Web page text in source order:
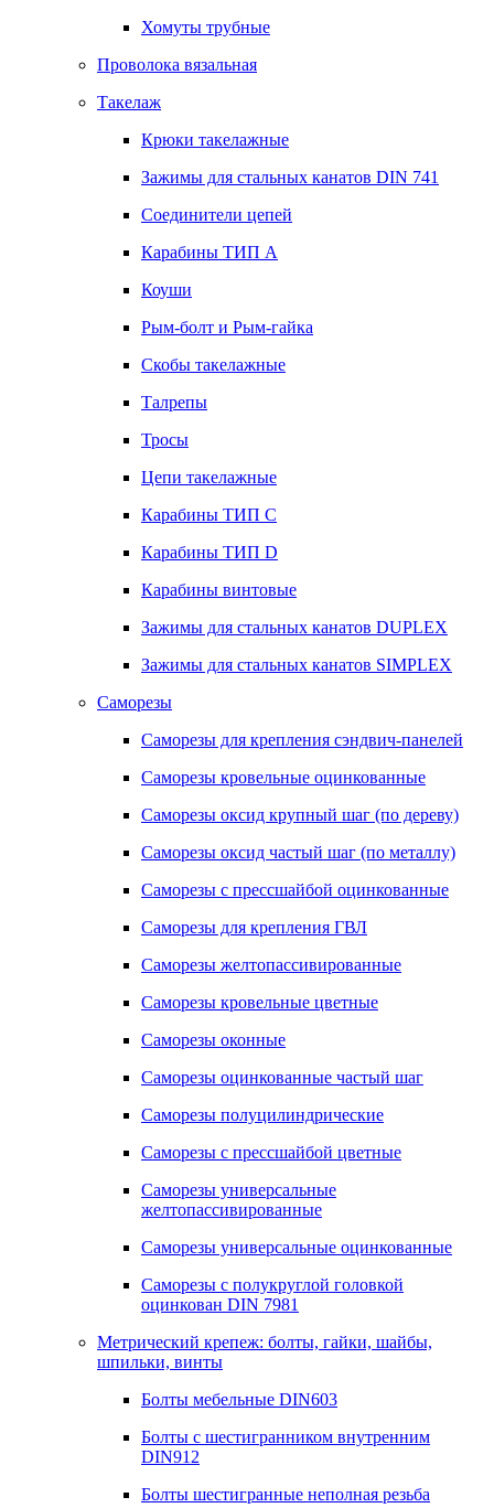
Хомуты трубные
Проволока вязальная
Такелаж
Крюки такелажные
Зажимы для стальных канатов DIN 741
Соединители цепей
Карабины ТИП А
Коуши
Рым-болт и Рым-гайка
Скобы такелажные
Талрепы
Тросы
Цепи такелажные
Карабины ТИП C
Карабины ТИП D
Карабины винтовые
Зажимы для стальных канатов DUPLEX
Зажимы для стальных канатов SIMPLEX
Саморезы
Саморезы для крепления сэндвич-панелей
Саморезы кровельные оцинкованные
Саморезы оксид крупный шаг (по дереву)
Саморезы оксид частый шаг (по металлу)
Саморезы с прессшайбой оцинкованные
Саморезы для крепления ГВЛ
Саморезы желтопассивированные
Саморезы кровельные цветные
Саморезы оконные
Саморезы оцинкованные частый шаг
Саморезы полуцилиндрические
Саморезы с прессшайбой цветные
Саморезы универсальные
желтопассивированные
Саморезы универсальные оцинкованные
Саморезы с полукруглой головкой
оцинкован DIN 7981
Метрический крепеж: болты, гайки, шайбы,
шпильки, винты
Болты мебельные DIN603
Болты с шестигранником внутренним
DIN912
Болты шестигранные неполная резьба